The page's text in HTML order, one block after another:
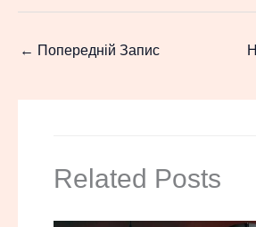
← Попередній Запис
Related Posts